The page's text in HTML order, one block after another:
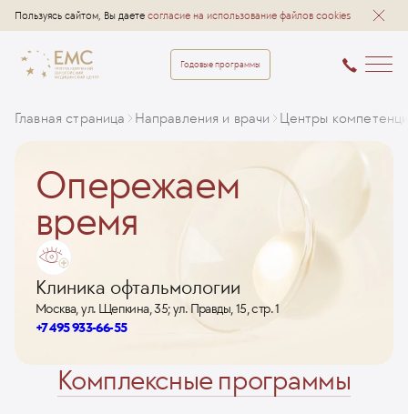
Пользуясь сайтом, Вы даете согласие на использование файлов cookies
Годовые программы
Главная страница Направления и врачи Центры
Опережаем
время
Клиника офтальмологии
Москва, ул. Щепкина, 35; ул. Правды, 15, стр. 1
+7 495 933-66-55
Комплексные программы